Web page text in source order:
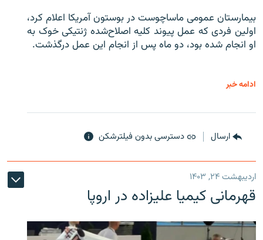
بیمارستان عمومی ماساچوست در بوستون آمریکا اعلام کرد،
اولین فردی که عمل پیوند کلیه اصلاح‌شده ژنتیکی خوک به
او انجام شده بود، دو ماه پس از انجام این عمل درگذشت.
ادامه خبر
ارسال دسترسی بدون فیلترشکن
اردیبهشت ۲۴, ۱۴۰۳
قهرمانی کیمیا علیزاده در اروپا